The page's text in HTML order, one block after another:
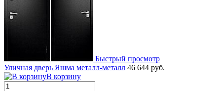
Быстрый просмотр
Уличная дверь Яшма металл-металл 46 644 руб.
В корзину